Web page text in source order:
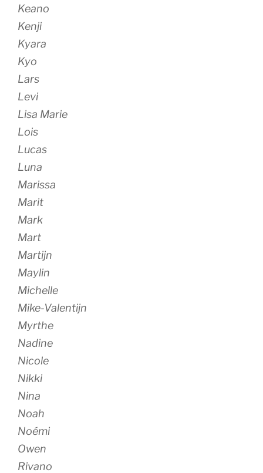
Keano
Kenji
Kyara
Kyo
Lars
Levi
Lisa Marie
Lois
Lucas
Luna
Marissa
Marit
Mark
Mart
Martijn
Maylin
Michelle
Mike-Valentijn
Myrthe
Nadine
Nicole
Nikki
Nina
Noah
Noémi
Owen
Rivano